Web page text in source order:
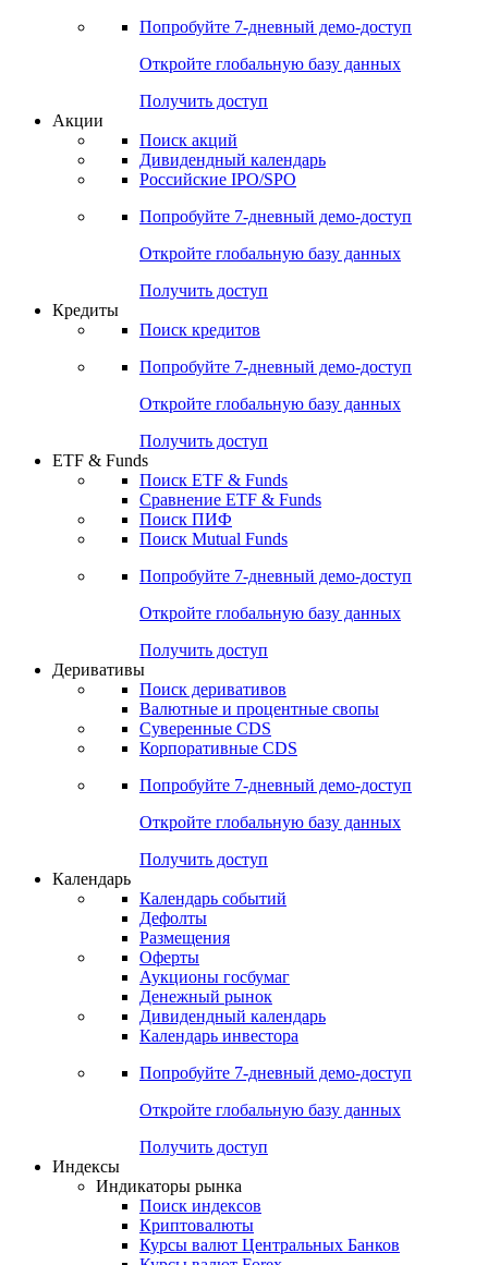
Попробуйте 7-дневный демо-доступ
Откройте глобальную базу данных
Получить доступ
Акции
Поиск акций
Дивидендный календарь
Российские IPO/SPO
Попробуйте 7-дневный демо-доступ
Откройте глобальную базу данных
Получить доступ
Кредиты
Поиск кредитов
Попробуйте 7-дневный демо-доступ
Откройте глобальную базу данных
Получить доступ
ETF & Funds
Поиск ETF & Funds
Сравнение ETF & Funds
Поиск ПИФ
Поиск Mutual Funds
Попробуйте 7-дневный демо-доступ
Откройте глобальную базу данных
Получить доступ
Деривативы
Поиск деривативов
Валютные и процентные свопы
Суверенные CDS
Корпоративные CDS
Попробуйте 7-дневный демо-доступ
Откройте глобальную базу данных
Получить доступ
Календарь
Календарь событий
Дефолты
Размещения
Оферты
Аукционы госбумаг
Денежный рынок
Дивидендный календарь
Календарь инвестора
Попробуйте 7-дневный демо-доступ
Откройте глобальную базу данных
Получить доступ
Индексы
Индикаторы рынка
Поиск индексов
Криптовалюты
Курсы валют Центральных Банков